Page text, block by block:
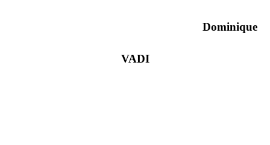
Dominique
VADI